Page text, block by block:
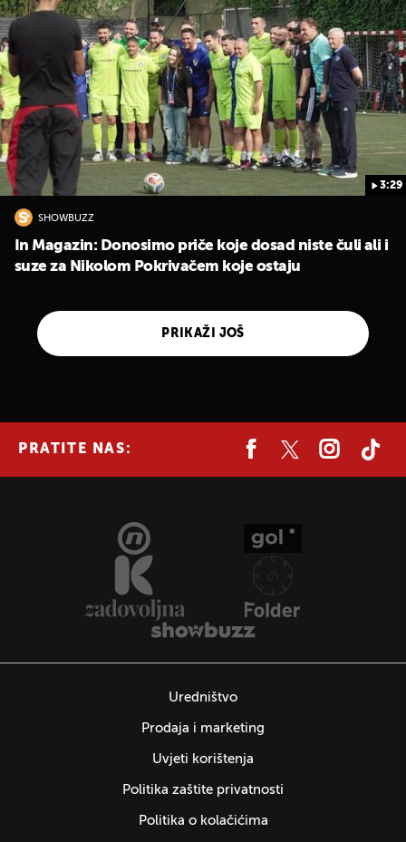
3:29
SHOWBUZZ
In Magazin: Donosimo priče koje dosad niste čuli ali i
suze za Nikolom Pokrivačem koje ostaju
PRIKAŽI JOŠ
PRATITE NAS:
Uredništvo
Prodaja i marketing
Uvjeti korištenja
Politika zaštite privatnosti
Politika o kolačićima